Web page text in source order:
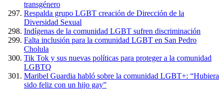
transgénero
Respalda grupo LGBT creación de Dirección de la
Diversidad Sexual
Indígenas de la comunidad LGBT sufren discriminación
Falta inclusión para la comunidad LGBT en San Pedro
Cholula
Tik Tok y sus nuevas políticas para proteger a la comunidad
LGBTQ
Maribel Guardia habló sobre la comunidad LGBT+: “Hubiera
sido feliz con un hijo gay”